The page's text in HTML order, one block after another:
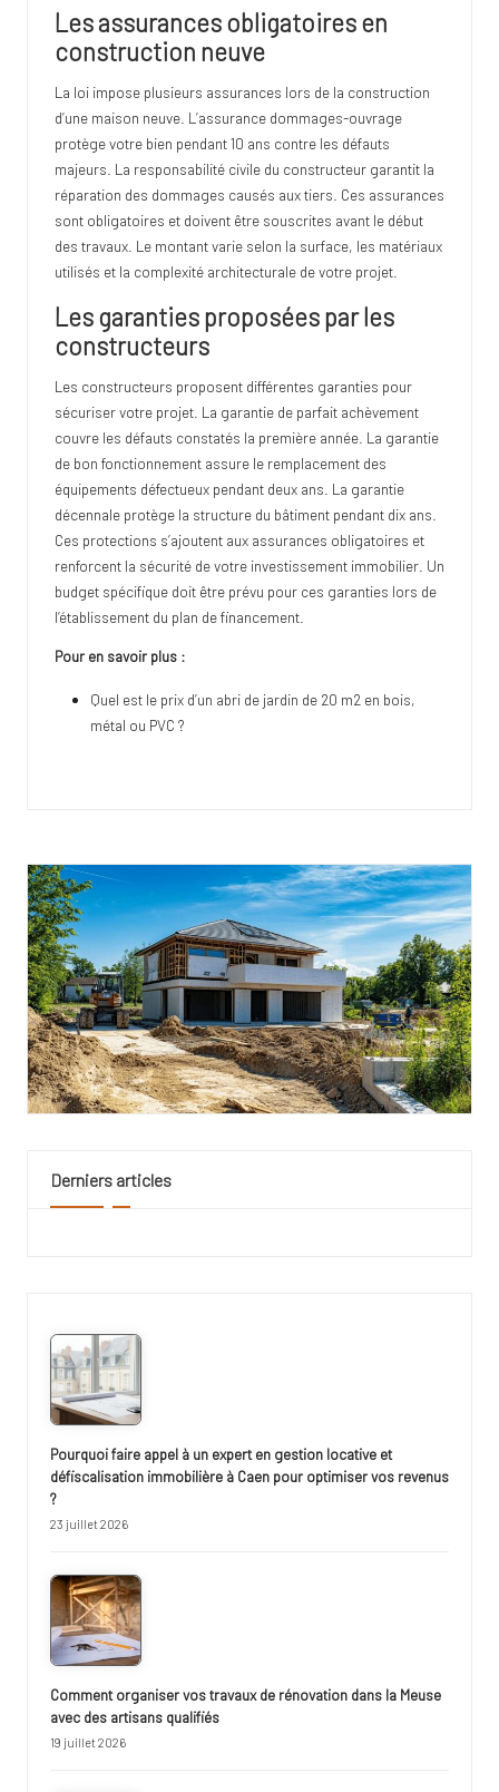
Les assurances obligatoires en
construction neuve
La loi impose plusieurs assurances lors de la construction
d’une maison neuve. L’assurance dommages-ouvrage
protège votre bien pendant 10 ans contre les défauts
majeurs. La responsabilité civile du constructeur garantit la
réparation des dommages causés aux tiers. Ces assurances
sont obligatoires et doivent être souscrites avant le début
des travaux. Le montant varie selon la surface, les matériaux
utilisés et la complexité architecturale de votre projet.
Les garanties proposées par les
constructeurs
Les constructeurs proposent différentes garanties pour
sécuriser votre projet. La garantie de parfait achèvement
couvre les défauts constatés la première année. La garantie
de bon fonctionnement assure le remplacement des
équipements défectueux pendant deux ans. La garantie
décennale protège la structure du bâtiment pendant dix ans.
Ces protections s’ajoutent aux assurances obligatoires et
renforcent la sécurité de votre investissement immobilier. Un
budget spécifique doit être prévu pour ces garanties lors de
l’établissement du plan de financement.
Pour en savoir plus :
Quel est le prix d’un abri de jardin de 20 m2 en bois,
métal ou PVC ?
Derniers articles
Pourquoi faire appel à un expert en gestion locative et
défiscalisation immobilière à Caen pour optimiser vos revenus
?
23 juillet 2026
Comment organiser vos travaux de rénovation dans la Meuse
avec des artisans qualifiés
19 juillet 2026